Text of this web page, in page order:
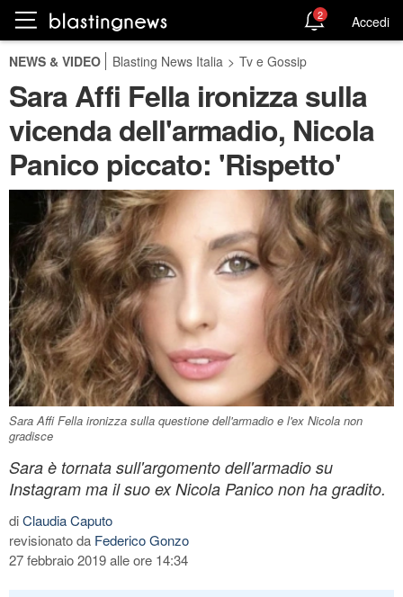
2 Accedi
NEWS & VIDEO Blasting News Italia > Tv e Gossip
Sara Affi Fella ironizza sulla
vicenda dell'armadio, Nicola
Panico piccato: 'Rispetto'
Sara Affi Fella ironizza sulla questione dell'armadio e l'ex Nicola non
gradisce
Sara è tornata sull'argomento dell'armadio su
Instagram ma il suo ex Nicola Panico non ha gradito.
diClaudia Caputo
revisionato da Federico Gonzo
27 febbraio 2019 alle ore 14:34